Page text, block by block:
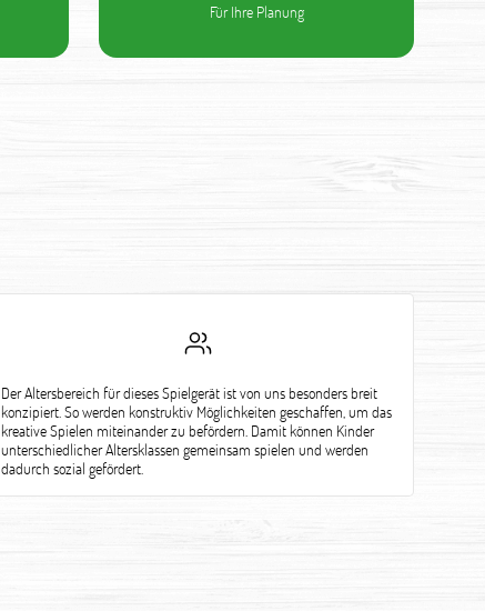
Für Ihre Planung
Der Altersbereich für dieses Spielgerät ist von uns besonders breit
konzipiert. So werden konstruktiv Möglichkeiten geschaffen, um das
kreative Spielen miteinander zu befördern. Damit können Kinder
unterschiedlicher Altersklassen gemeinsam spielen und werden
dadurch sozial gefördert.